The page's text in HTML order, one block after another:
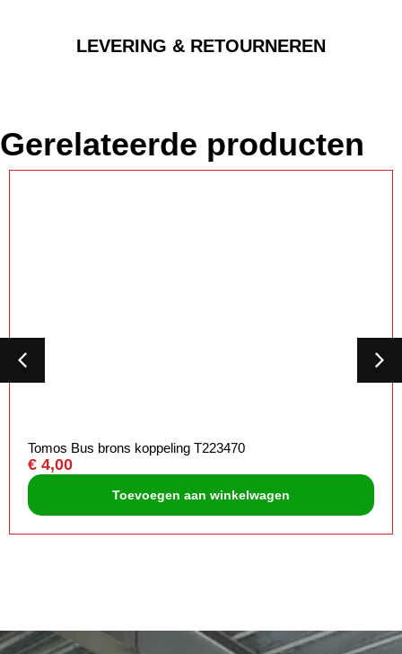
LEVERING & RETOURNEREN
Gerelateerde producten
Tomos Bus brons koppeling T223470
€ 4,00
Toevoegen aan winkelwagen